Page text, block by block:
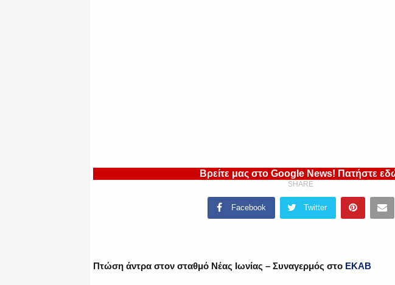
Βρείτε μας στο Google News! Πατήστε
SHARE
Facebook Twitter
Πτώση άντρα στον σταθμό Νέας Ιωνίας – Συναγερμός στο ΕΚΑΒ